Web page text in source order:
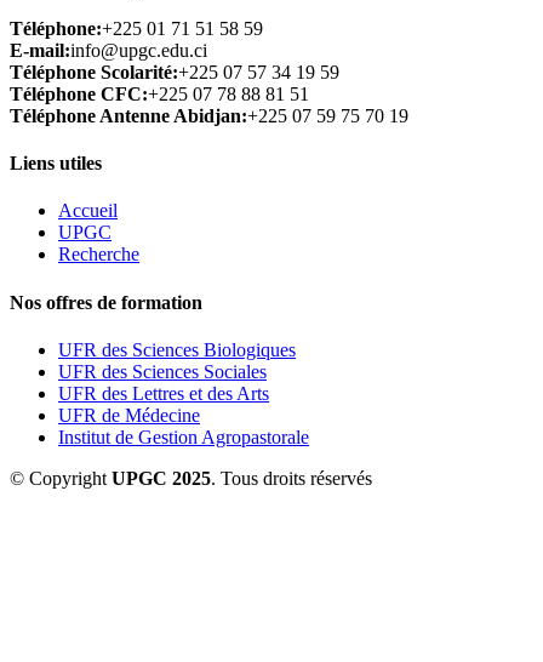
Téléphone:+225 01 71 51 58 59
E-mail:info@upgc.edu.ci
Téléphone Scolarité:+225 07 57 34 19 59
Téléphone CFC:+225 07 78 88 81 51
Téléphone Antenne Abidjan:+225 07 59 75 70 19
Liens utiles
Accueil
UPGC
Recherche
Nos offres de formation
UFR des Sciences Biologiques
UFR des Sciences Sociales
UFR des Lettres et des Arts
UFR de Médecine
Institut de Gestion Agropastorale
© Copyright UPGC 2025. Tous droits réservés